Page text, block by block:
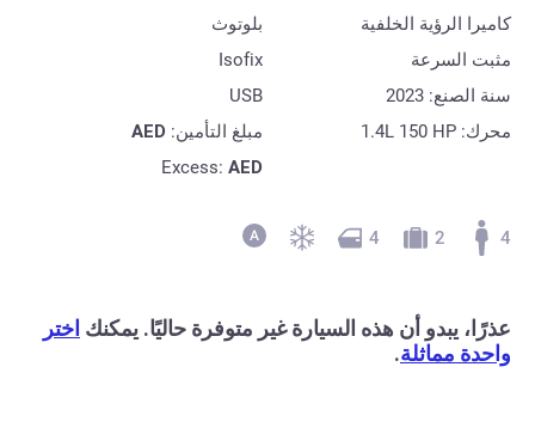
كاميرا الرؤية الخلفية
مثبت السرعة
سنة الصنع: 2023
محرك: 1.4L 150 HP
بلوتوث
Isofix
USB
مبلغ التأمين: AED
Excess:AED
4
2
4
عذرًا، يبدو أن هذه السيارة غير متوفرة حاليًا. يمكنك اختر
واحدة مماثلة.